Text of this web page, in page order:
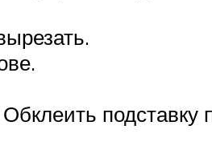
подставку